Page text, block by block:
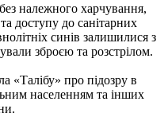
належного харчування,
доступу до санітарних
синів залишилися з
зброєю та розстрілом.
«Талібу» про підозру в
населенням та інших